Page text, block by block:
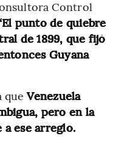
Control
punto de quiebre
de 1899, que fijó
Guyana
que Venezuela
pero en la
ese arreglo.